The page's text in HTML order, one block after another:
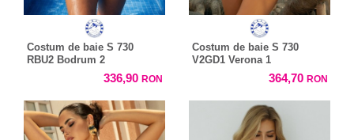
Costum de baie S 730
RBU2 Bodrum 2
336,90 RON
Costum de baie S 730
V2GD1 Verona 1
364,70 RON